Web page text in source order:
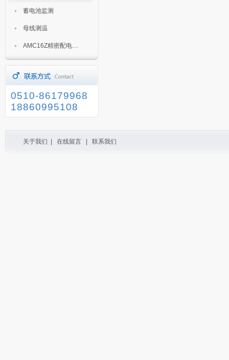
蓄电池监测
母线测温
AMC16Z精密配电监控装置
0510-86179968
18860995108
关于我们 在线留言 联系我们